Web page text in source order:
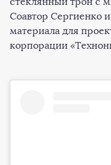
Соавтор Сергиенко
материала для
корпорации